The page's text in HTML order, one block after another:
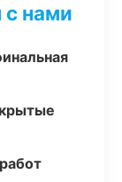
нами